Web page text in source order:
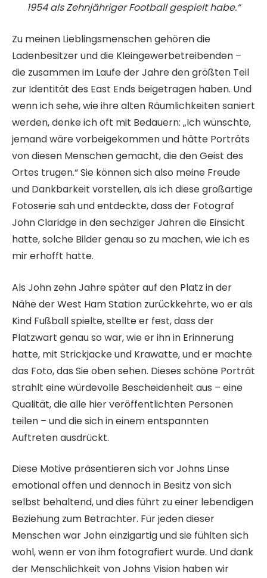
1954 als Zehnjähriger Football gespielt habe.“
Zu meinen Lieblingsmenschen gehören die
Ladenbesitzer und die Kleingewerbetreibenden –
die zusammen im Laufe der Jahre den größten Teil
zur Identität des East Ends beigetragen haben. Und
wenn ich sehe, wie ihre alten Räumlichkeiten saniert
werden, denke ich oft mit Bedauern: „Ich wünschte,
jemand wäre vorbeigekommen und hätte Porträts
von diesen Menschen gemacht, die den Geist des
Ortes trugen.“ Sie können sich also meine Freude
und Dankbarkeit vorstellen, als ich diese großartige
Fotoserie sah und entdeckte, dass der Fotograf
John Claridge in den sechziger Jahren die Einsicht
hatte, solche Bilder genau so zu machen, wie ich es
mir erhofft hatte.
Als John zehn Jahre später auf den Platz in der
Nähe der West Ham Station zurückkehrte, wo er als
Kind Fußball spielte, stellte er fest, dass der
Platzwart genau so war, wie er ihn in Erinnerung
hatte, mit Strickjacke und Krawatte, und er machte
das Foto, das Sie oben sehen. Dieses schöne Porträt
strahlt eine würdevolle Bescheidenheit aus – eine
Qualität, die alle hier veröffentlichten Personen
teilen – und die sich in einem entspannten
Auftreten ausdrückt.
Diese Motive präsentieren sich vor Johns Linse
emotional offen und dennoch in Besitz von sich
selbst behaltend, und dies führt zu einer lebendigen
Beziehung zum Betrachter. Für jeden dieser
Menschen war John einzigartig und sie fühlten sich
wohl, wenn er von ihm fotografiert wurde. Und dank
der Menschlichkeit von Johns Vision haben wir